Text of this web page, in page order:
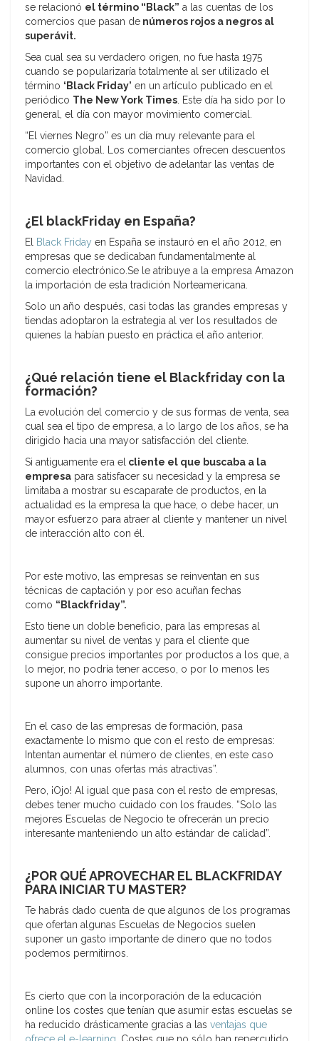
se relacionó el término “Black” a las cuentas de los
comercios que pasan de números rojos a negros al
superávit.
Sea cual sea su verdadero origen, no fue hasta 1975
cuando se popularizaría totalmente al ser utilizado el
término ‘Black Friday’ en un artículo publicado en el
periódico The New York Times . Este día ha sido por lo
general, el día con mayor movimiento comercial.
“El viernes Negro” es un día muy relevante para el
comercio global. Los comerciantes ofrecen descuentos
importantes con el objetivo de adelantar las ventas de
Navidad.
¿El blackFriday en España?
El Black Friday en España se instauró en el año 2012, en
empresas que se dedicaban fundamentalmente al
comercio electrónico.Se le atribuye a la empresa Amazon
la importación de esta tradición Norteamericana.
Solo un año después, casi todas las grandes empresas y
tiendas adoptaron la estrategia al ver los resultados de
quienes la habían puesto en práctica el año anterior.
¿Qué relación tiene el Blackfriday con la
formación?
La evolución del comercio y de sus formas de venta, sea
cual sea el tipo de empresa, a lo largo de los años, se ha
dirigido hacia una mayor satisfacción del cliente.
Si antiguamente era el cliente el que buscaba a la
empresa para satisfacer su necesidad y la empresa se
limitaba a mostrar su escaparate de productos, en la
actualidad es la empresa la que hace, o debe hacer, un
mayor esfuerzo para atraer al cliente y mantener un nivel
de interacción alto con él.
Por este motivo, las empresas se reinventan en sus
técnicas de captación y por eso acuñan fechas
como “Blackfriday”.
Esto tiene un doble beneficio, para las empresas al
aumentar su nivel de ventas y para el cliente que
consigue precios importantes por productos a los que, a
lo mejor, no podría tener acceso, o por lo menos les
supone un ahorro importante.
En el caso de las empresas de formación, pasa
exactamente lo mismo que con el resto de empresas:
Intentan aumentar el número de clientes, en este caso
alumnos, con unas ofertas más atractivas”.
Pero, ¡Ojo! Al igual que pasa con el resto de empresas,
debes tener mucho cuidado con los fraudes. “Solo las
mejores Escuelas de Negocio te ofrecerán un precio
interesante manteniendo un alto estándar de calidad”.
¿POR QUÉ APROVECHAR EL BLACKFRIDAY
PARA INICIAR TU MASTER?
Te habrás dado cuenta de que algunos de los programas
que ofertan algunas Escuelas de Negocios suelen
suponer un gasto importante de dinero que no todos
podemos permitirnos.
Es cierto que con la incorporación de la educación
online los costes que tenían que asumir estas escuelas se
ha reducido drásticamente gracias a las ventajas que
ofrece el e-learning . Costes que no sólo han repercutido